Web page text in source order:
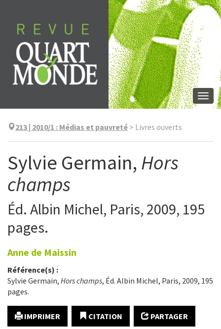
contenu
213 | 2010/1 : Médias et pauvreté > Livres ouverts
Sylvie Germain, Hors
champs
Éd. Albin Michel, Paris, 2009, 195
pages.
Anne de Maissin
Référence(s) :
Sylvie Germain, Hors champs, Éd. Albin Michel, Paris, 2009, 195
pages.
IMPRIMER CITATION PARTAGER